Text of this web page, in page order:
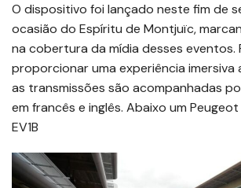
O dispositivo foi lançado neste fim de
ocasião do Espíritu de Montjuïc,
na cobertura da mídia desses eventos.
proporcionar uma experiência imersiva
as transmissões são acompanhadas
em francês e inglês. Abaixo um
EV1B